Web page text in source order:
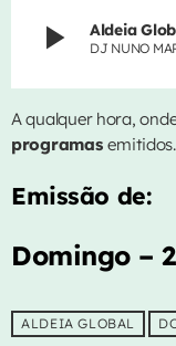
EQUIPA
PUBLICIDADE
CONTACTOS
play_arrow Aldeia
DJ NUNO
A qualquer hora,
programasemitidos.
Emissão de:
Domingo –
ALDEIA GLOBAL